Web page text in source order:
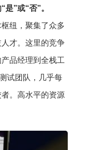
”或“否”。
枢纽，聚集了众多
才。这里的竞争
品经理到全栈工
试团队，几乎每
。高水平的资源